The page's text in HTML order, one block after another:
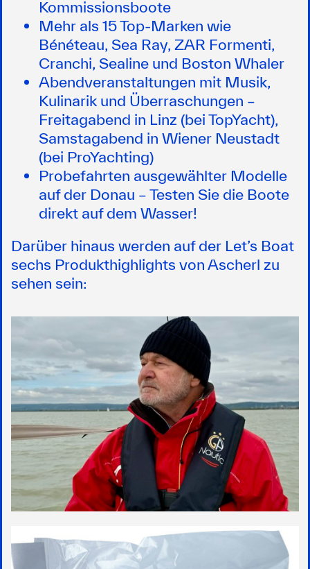
Kommissionsboote
Mehr als 15 Top-Marken wie
Bénéteau, Sea Ray, ZAR Formenti,
Cranchi, Sealine und Boston Whaler
Abendveranstaltungen mit Musik,
Kulinarik und Überraschungen –
Freitagabend in Linz (bei TopYacht),
Samstagabend in Wiener Neustadt
(bei ProYachting)
Probefahrten ausgewählter Modelle
auf der Donau – Testen Sie die Boote
direkt auf dem Wasser!
Darüber hinaus werden auf der Let’s Boat
sechs Produkthighlights von Ascherl zu
sehen sein: